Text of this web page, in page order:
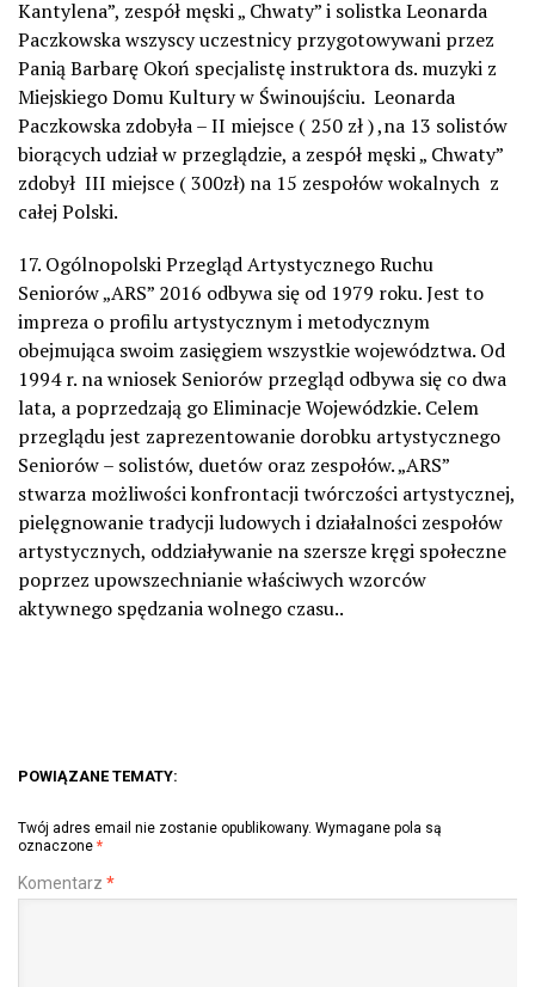
Kantylena”, zespół męski „ Chwaty” i solistka Leonarda
Paczkowska wszyscy uczestnicy przygotowywani przez
Panią Barbarę Okoń specjalistę instruktora ds. muzyki z
Miejskiego Domu Kultury w Świnoujściu. Leonarda
Paczkowska zdobyła – II miejsce ( 250 zł ) ,na 13 solistów
biorących udział w przeglądzie, a zespół męski „ Chwaty”
zdobył III miejsce ( 300zł) na 15 zespołów wokalnych z
całej Polski.
17. Ogólnopolski Przegląd Artystycznego Ruchu
Seniorów „ARS” 2016 odbywa się od 1979 roku. Jest to
impreza o profilu artystycznym i metodycznym
obejmująca swoim zasięgiem wszystkie województwa. Od
1994 r. na wniosek Seniorów przegląd odbywa się co dwa
lata, a poprzedzają go Eliminacje Wojewódzkie. Celem
przeglądu jest zaprezentowanie dorobku artystycznego
Seniorów – solistów, duetów oraz zespołów. „ARS”
stwarza możliwości konfrontacji twórczości artystycznej,
pielęgnowanie tradycji ludowych i działalności zespołów
artystycznych, oddziaływanie na szersze kręgi społeczne
poprzez upowszechnianie właściwych wzorców
aktywnego spędzania wolnego czasu..
POWIĄZANE TEMATY:
Twój adres email nie zostanie opublikowany. Wymagane pola są
oznaczone *
Komentarz *